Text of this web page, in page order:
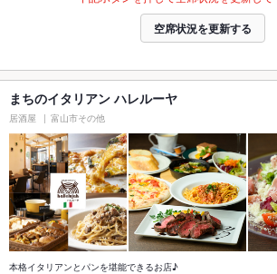
空席状況を更新する
まちのイタリアン ハレルーヤ
居酒屋 富山市その他
本格イタリアンとパンを堪能できるお店♪